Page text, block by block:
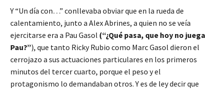
Y “Un día con…” conllevaba obviar que en la rueda de
calentamiento, junto a Alex Abrines, a quien no se veía
ejercitarse era a Pau Gasol (“¿Qué pasa, que hoy no juega
Pau?”), que tanto Ricky Rubio como Marc Gasol dieron el
cerrojazo a sus actuaciones particulares en los primeros
minutos del tercer cuarto, porque el peso y el
protagonismo lo demandaban otros. Y es de ley decir que